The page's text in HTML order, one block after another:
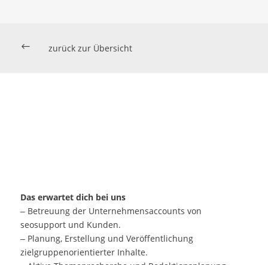
# zurück zur Übersicht
Das erwartet dich bei uns
– Betreuung der Unternehmensaccounts von
seosupport und Kunden.
– Planung, Erstellung und Veröffentlichung
zielgruppenorientierter Inhalte.